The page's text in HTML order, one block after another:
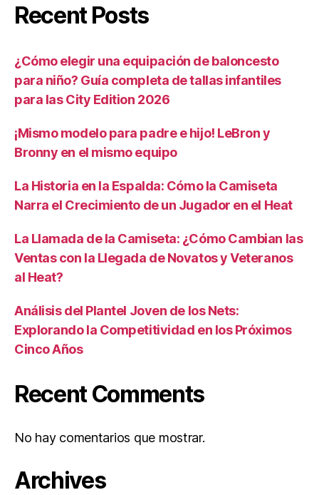
Recent Posts
¿Cómo elegir una equipación de baloncesto
para niño? Guía completa de tallas infantiles
para las City Edition 2026
¡Mismo modelo para padre e hijo! LeBron y
Bronny en el mismo equipo
La Historia en la Espalda: Cómo la Camiseta
Narra el Crecimiento de un Jugador en el Heat
La Llamada de la Camiseta: ¿Cómo Cambian las
Ventas con la Llegada de Novatos y Veteranos
al Heat?
Análisis del Plantel Joven de los Nets:
Explorando la Competitividad en los Próximos
Cinco Años
Recent Comments
No hay comentarios que mostrar.
Archives